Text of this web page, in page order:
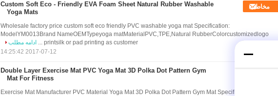
Custom Soft Eco - Friendly EVA Foam Sheet Natural Rubber Washable
Yoga Mats
مخاطب
Wholesale factory price custom soft eco friendly PVC washable yoga mat Specification:
ModelYM0013Brand NameOEMTypeyoga matMaterialPVC,TPE,Natural RubberColorcustomizedlogo
printsilk or pad printing as customer ...
ادامه مطلب
2017-07-12 14:25:42
Double Layer Exercise Mat PVC Yoga Mat 3D Polka Dot Pattern Gym
Mat For Fitness
Exercise Mat Manufacturer PVC Material Yoga Mat 3D Polka Dot Pattern Gym Mat Specification: Materia of